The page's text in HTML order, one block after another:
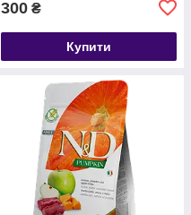
300 ₴
Купити